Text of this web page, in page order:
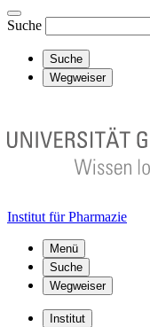
Suche
Suche
Wegweiser
Institut für Pharmazie
Menü
Suche
Wegweiser
Institut